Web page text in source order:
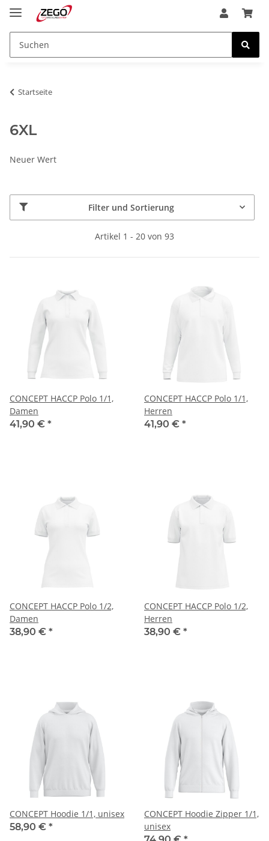
Startseite
6XL
Neuer Wert
Filter und Sortierung
Artikel 1 - 20 von 93
CONCEPT HACCP Polo 1/1,
Damen
41,90 € *
CONCEPT HACCP Polo 1/1,
Herren
41,90 € *
CONCEPT HACCP Polo 1/2,
Damen
38,90 € *
CONCEPT HACCP Polo 1/2,
Herren
38,90 € *
CONCEPT Hoodie 1/1, unisex
58,90 € *
CONCEPT Hoodie Zipper 1/1,
unisex